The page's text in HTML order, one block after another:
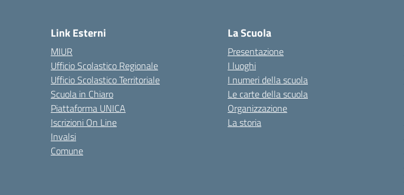
Link Esterni
MIUR
Ufficio Scolastico Regionale
Ufficio Scolastico Territoriale
Scuola in Chiaro
Piattaforma UNICA
Iscrizioni On Line
Invalsi
Comune
La Scuola
Presentazione
I luoghi
I numeri della scuola
Le carte della scuola
Organizzazione
La storia